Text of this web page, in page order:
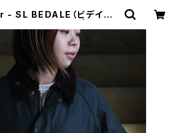
SL BEDALE（ビデイル）
r elephant